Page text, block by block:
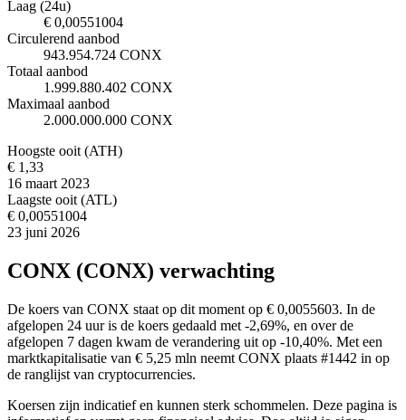
Laag (24u)
€ 0,00551004
Circulerend aanbod
943.954.724 CONX
Totaal aanbod
1.999.880.402 CONX
Maximaal aanbod
2.000.000.000 CONX
Hoogste ooit (ATH)
€ 1,33
16 maart 2023
Laagste ooit (ATL)
€ 0,00551004
23 juni 2026
CONX (CONX) verwachting
De koers van CONX staat op dit moment op € 0,0055603. In de
afgelopen 24 uur is de koers gedaald met -2,69%, en over de
afgelopen 7 dagen kwam de verandering uit op -10,40%. Met een
marktkapitalisatie van € 5,25 mln neemt CONX plaats #1442 in op
de ranglijst van cryptocurrencies.
Koersen zijn indicatief en kunnen sterk schommelen. Deze pagina is